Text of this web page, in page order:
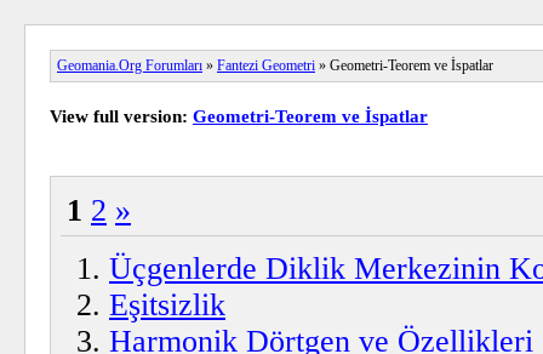
Geomania.Org Forumları » Fantezi Geometri » Geometri-Teorem ve İspatlar
View full version: Geometri-Teorem ve İspatlar
1 2 »
Üçgenlerde Diklik Merkezinin
Eşitsizlik
Harmonik Dörtgen ve Özellikleri